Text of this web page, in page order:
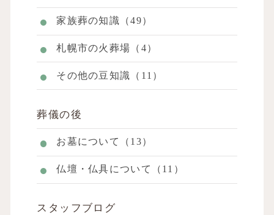
家族葬の知識（49）
札幌市の火葬場（4）
その他の豆知識（11）
葬儀の後
お墓について（13）
仏壇・仏具について（11）
スタッフブログ